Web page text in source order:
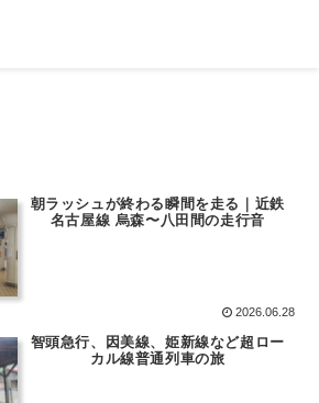
朝ラッシュが終わる瞬間を走る｜近鉄
名古屋線 烏森〜八田間の走行音
2026.06.28
智頭急行、因美線、姫新線など超ロー
カル線普通列車の旅